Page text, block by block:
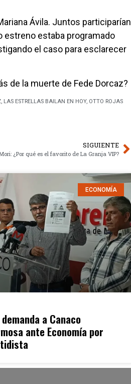
Ávila. Juntos participarían
estreno estaba programado
el caso para esclarecer
de la muerte de Fede Dorcaz?
, LAS ESTRELLAS BAILAN EN HOY, OTTO ROJAS
SIGUIENTE
¿Por qué es el favorito de La Granja VIP?
ECONOMÍA
a Canaco
ante Economía por